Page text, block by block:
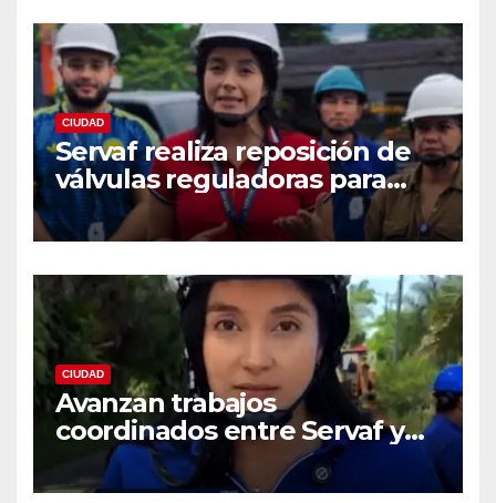
CIUDAD
Servaf realiza reposición de
válvulas reguladoras para
fortalecer la red de
acueducto
CIUDAD
Avanzan trabajos
coordinados entre Servaf y
las obras de la doble calzada
en Florencia.